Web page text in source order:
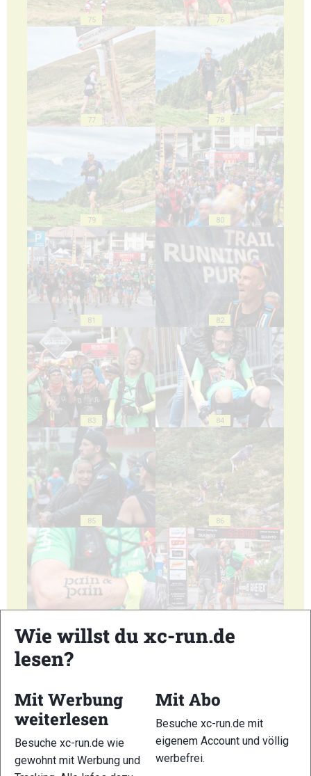
75 76
77 78
79 80
81 82
83 84
85 86
89 90
Wie willst du xc-run.de
lesen?
Mit Werbung
weiterlesen
Besuche xc-run.de wie
gewohnt mit Werbung und
Mit Abo
Besuche xc-run.de mit
eigenem Account und völlig
werbefrei.